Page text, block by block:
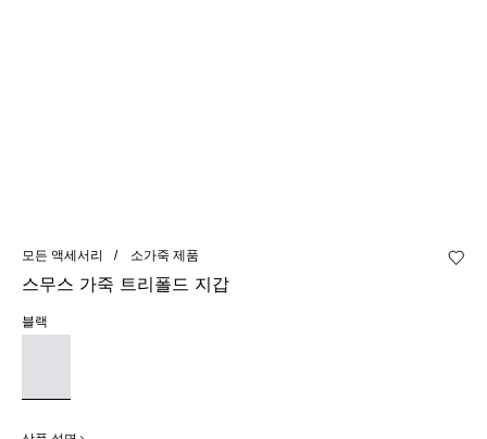
모든 액세서리 소가죽 제품
스무스 가죽 트리폴드 지갑
블랙